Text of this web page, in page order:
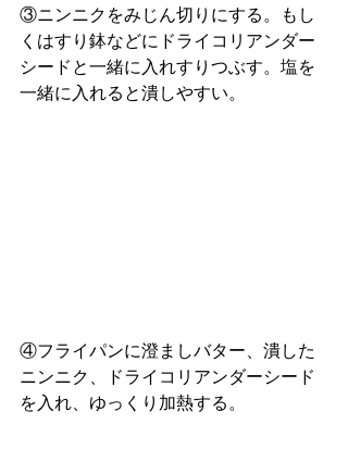
③ニンニクをみじん切りにする。もし
くはすり鉢などにドライコリアンダー
シードと一緒に入れすりつぶす。塩を
一緒に入れると潰しやすい。
④フライパンに澄ましバター、潰した
ニンニク、ドライコリアンダーシード
を入れ、ゆっくり加熱する。